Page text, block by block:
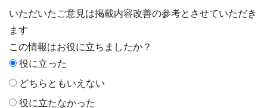
いただいたご意見は掲載内容改善の参考とさせていただき
ます
この情報はお役に立ちましたか？
役に立った
どちらともいえない
役に立たなかった